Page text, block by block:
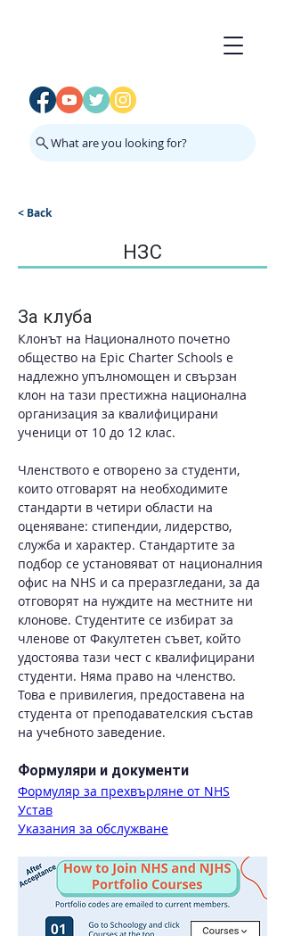
What are you looking for?
< Back
НЗС
За клуба
Клонът на Националното почетно
общество на Epic Charter Schools е
надлежно упълномощен и свързан
клон на тази престижна национална
организация за квалифицирани
ученици от 10 до 12 клас.
Членството е отворено за студенти,
които отговарят на необходимите
стандарти в четири области на
оценяване: стипендии, лидерство,
служба и характер. Стандартите за
подбор се установяват от националния
офис на NHS и са преразгледани, за да
отговорят на нуждите на местните ни
клонове. Студентите се избират за
членове от Факултетен съвет, който
удостоява тази чест с квалифицирани
студенти. Няма право на членство.
Това е привилегия, предоставена на
студента от преподавателския състав
на учебното заведение.
Формуляри и документи
Формуляр за прехвърляне от NHS
Устав
Указания за обслужване